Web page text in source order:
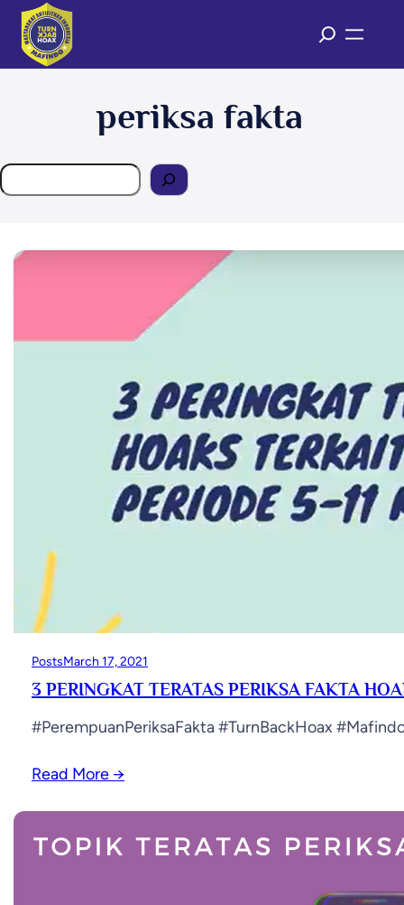
content
periksa fakta
Search
PostsMarch 17, 2021
3 PERINGKAT TERATAS PERIKSA FAKTA
#PerempuanPeriksaFakta​ #TurnBackHoax​
Read More →